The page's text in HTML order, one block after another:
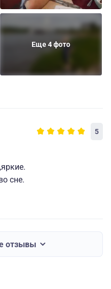
Еще 4 фото
5
сне.
отзывы